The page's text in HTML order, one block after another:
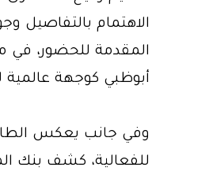
الاهتمام بالتفاصيل
المقدمة للحضور، في
أبوظبي كوجهة عالمية
وفي جانب يعكس
للفعالية، كشف بنك